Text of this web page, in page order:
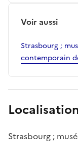
Voir aussi
Strasbourg ;
contemporain
Strasbourg ;